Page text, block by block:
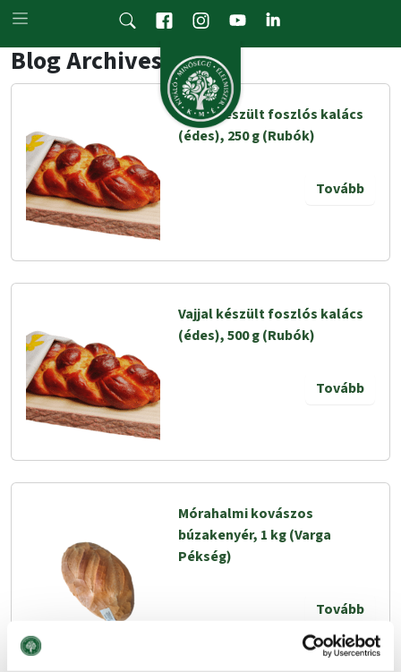
Skip to main content
Blog Archives
Vajjal készült foszlós kalács
(édes), 250 g (Rubók)
Tovább
Vajjal készült foszlós kalács
(édes), 500 g (Rubók)
Tovább
Mórahalmi kovászos
búzakenyér, 1 kg (Varga
Pékség)
Tovább